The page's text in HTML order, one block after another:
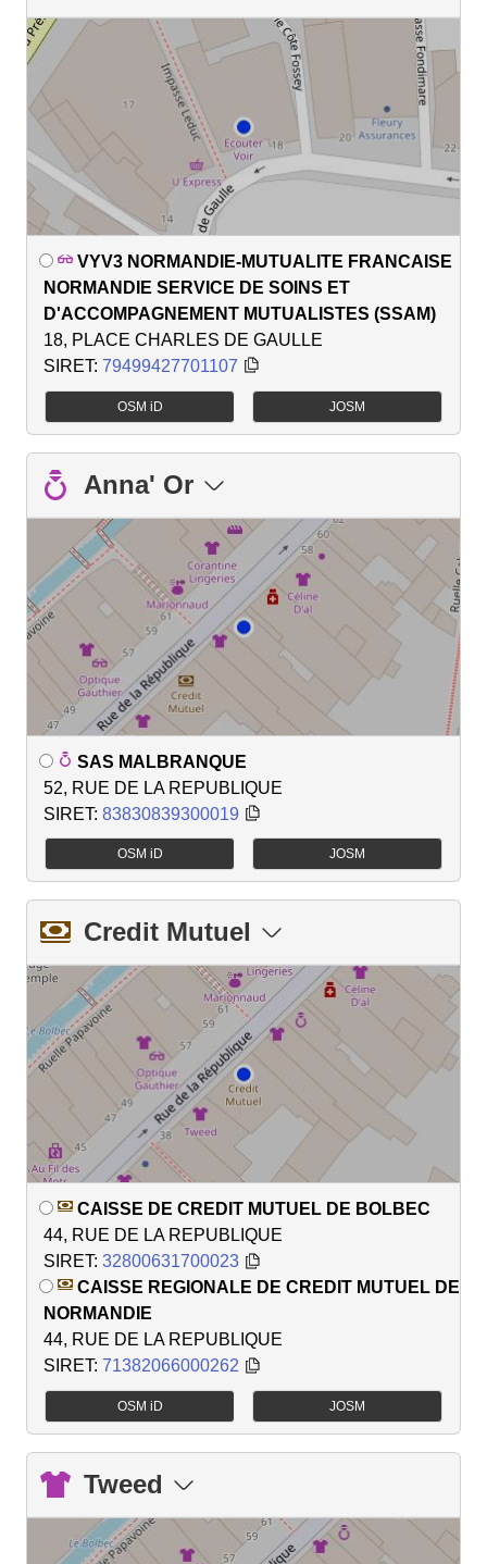
VYV3 NORMANDIE-MUTUALITE FRANCAISE
NORMANDIE SERVICE DE SOINS ET
D'ACCOMPAGNEMENT MUTUALISTES (SSAM)
18, PLACE CHARLES DE GAULLE
SIRET: 79499427701107
OSM iD JOSM
Anna' Or
SAS MALBRANQUE
52, RUE DE LA REPUBLIQUE
SIRET: 83830839300019
OSM iD JOSM
Credit Mutuel
CAISSE DE CREDIT MUTUEL DE BOLBEC
44, RUE DE LA REPUBLIQUE
SIRET: 32800631700023
CAISSE REGIONALE DE CREDIT MUTUEL DE
NORMANDIE
44, RUE DE LA REPUBLIQUE
SIRET: 71382066000262
OSM iD JOSM
Tweed